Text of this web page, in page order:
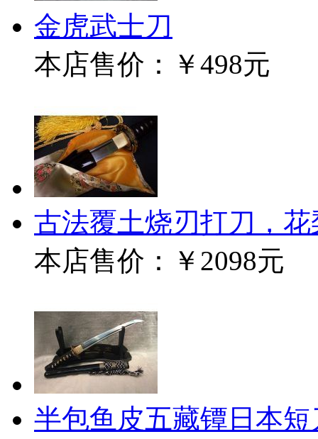
金虎武士刀
本店售价：
￥498元
古法覆土烧刃打刀，
本店售价：
￥2098元
半包鱼皮五藏镡日本